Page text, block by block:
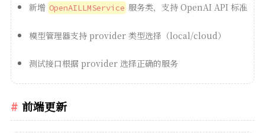
新增 OpenAILLMService服务类，支持 OpenAI API 标准
模型管理器支持 provider 类型选择（local/cloud）
测试接口根据 provider 选择正确的服务
前端更新